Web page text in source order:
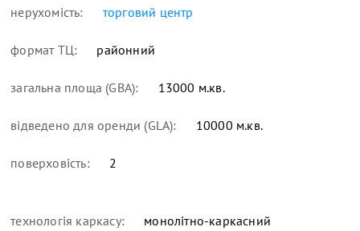
нерухомість: торговий центр
формат ТЦ: районний
загальна площа (GBA): 13000 м.кв.
відведено для оренди (GLA): 10000 м.кв.
поверховість: 2
технологія каркасу: монолітно-каркасний